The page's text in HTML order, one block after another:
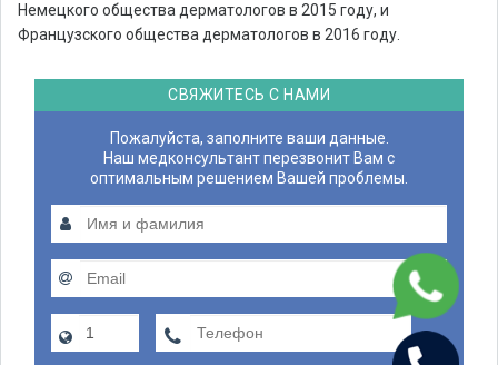
Немецкого общества дерматологов в 2015 году, и
Французского общества дерматологов в 2016 году.
СВЯЖИТЕСЬ С НАМИ
Пожалуйста, заполните ваши данные.
Наш медконсультант перезвонит Вам с
оптимальным решением Вашей проблемы.